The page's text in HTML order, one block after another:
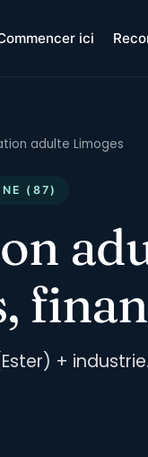
ici
adulte Limoges
(87)
+